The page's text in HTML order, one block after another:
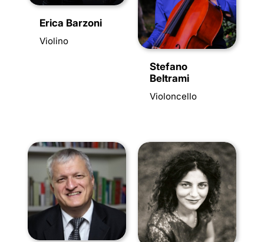
Erica Barzoni
Violino
Stefano
Beltrami
Violoncello